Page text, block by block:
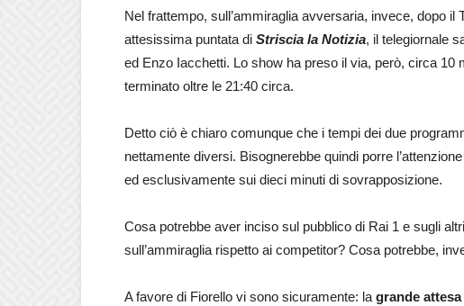
Nel frattempo, sull’ammiraglia avversaria, invece, dopo
attesissima puntata di Striscia la Notizia, il telegiornale
ed Enzo Iacchetti. Lo show ha preso il via, però, circa 10
terminato oltre le 21:40 circa.
Detto ciò è chiaro comunque che i tempi dei due
nettamente diversi. Bisognerebbe quindi porre
ed esclusivamente sui dieci minuti di sovrapposizione.
Cosa potrebbe aver inciso sul pubblico di Rai 1 e sugli
sull’ammiraglia rispetto ai competitor? Cosa potrebbe,
A favore di Fiorello vi sono sicuramente: la grande attesa